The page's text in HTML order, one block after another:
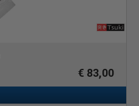
€ 83,00